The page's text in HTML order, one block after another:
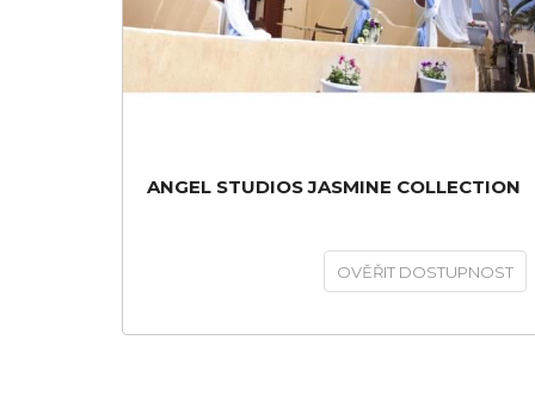
ANGEL STUDIOS JASMINE COLLECTION
OVĚŘIT DOSTUPNOST